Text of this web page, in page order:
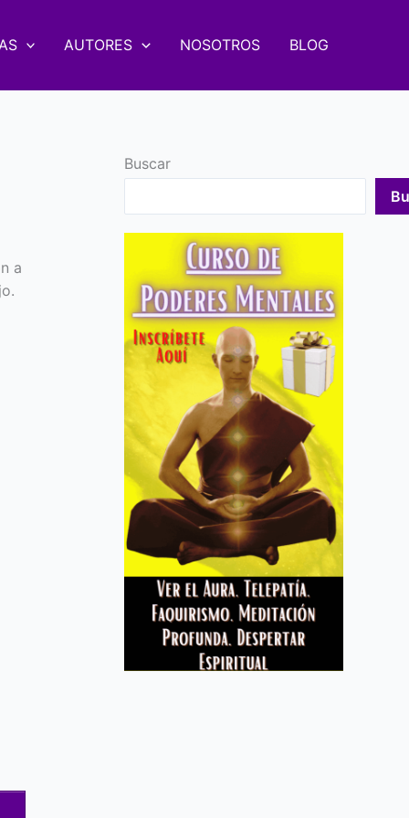
AUTORES NOSOTROS BLOG
a
Buscar